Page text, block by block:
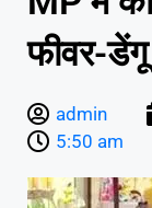
फीवर-
admin
5:50 am